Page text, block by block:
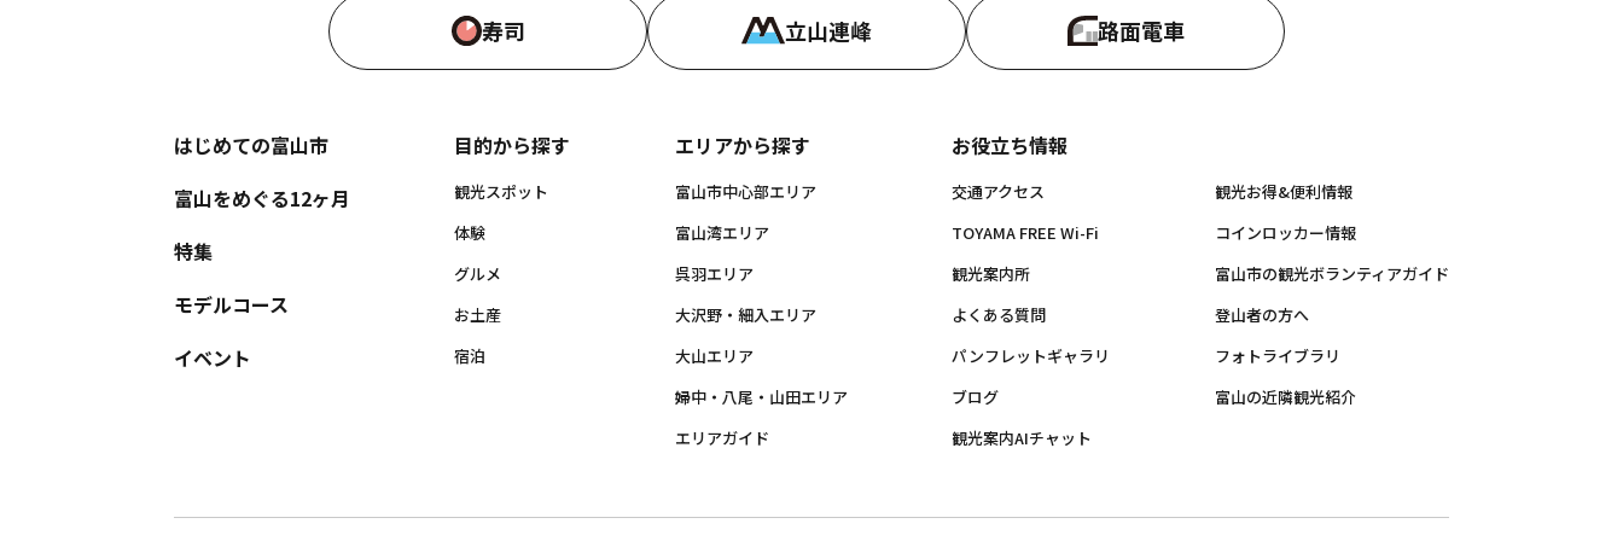
寿司 立山連峰 路面電車
はじめての富山市
富山をめぐる12ヶ月
特集
モデルコース
イベント
目的から探す
観光スポット
体験
グルメ
お土産
宿泊
エリアから探す
富山市中心部エリア
富山湾エリア
呉羽エリア
大沢野・細入エリア
大山エリア
婦中・八尾・山田エリア
エリアガイド
お役立ち情報
交通アクセス
観光お得&便利情報
TOYAMA FREE Wi-Fi
コインロッカー情報
観光案内所
富山市の観光ボランティアガイド
よくある質問
登山者の方へ
パンフレットギャラリ
フォトライブラリ
ブログ
富山の近隣観光紹介
観光案内AIチャット